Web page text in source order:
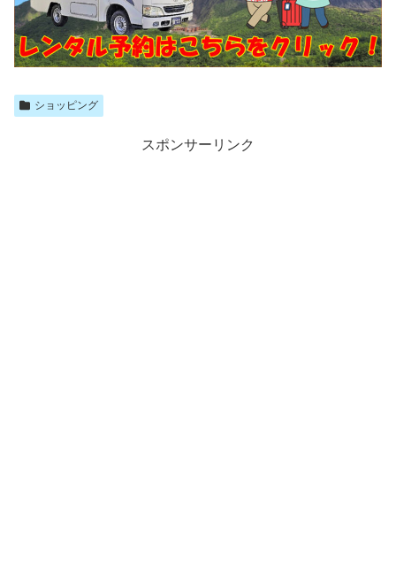
ショッピング
スポンサーリンク